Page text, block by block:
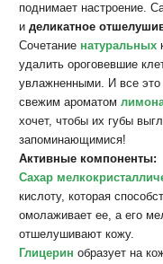
поднимает настроение.
и деликатное
Сочетание натуральных
удалить ороговевшие
увлажненными. И все
свежим ароматом
хочет, чтобы их губы
запоминающимися!
Активные компоненты:
Сахар
кислоту, которая
омолаживает ее, а его
отшелушивают кожу.
Глицерин образует на